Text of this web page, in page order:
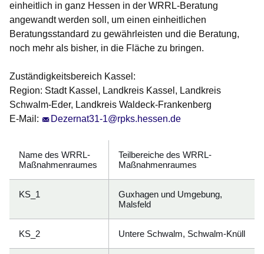
einheitlich in ganz Hessen in der WRRL-Beratung
angewandt werden soll, um einen einheitlichen
Beratungsstandard zu gewährleisten und die Beratung,
noch mehr als bisher, in die Fläche zu bringen.
Zuständigkeitsbereich Kassel:
Region: Stadt Kassel, Landkreis Kassel, Landkreis
Schwalm-Eder, Landkreis Waldeck-Frankenberg
E-Mail:
Dezernat31-1@rpks.hessen.de
Name des WRRL-
Maßnahmenraumes
Teilbereiche des WRRL-
Maßnahmenraumes
KS_1
Guxhagen und Umgebung,
Malsfeld
KS_2 Untere Schwalm, Schwalm-Knüll